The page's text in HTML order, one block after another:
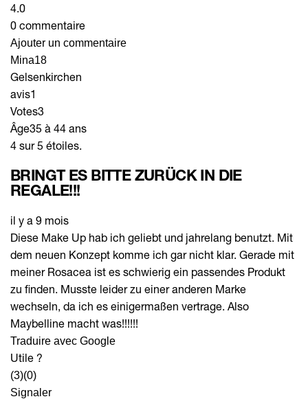
4.0
0 commentaire
Ajouter un commentaire
Mina18
Gelsenkirchen
avis1
Votes3
Âge35 à 44 ans
4 sur 5 étoiles.
BRINGT ES BITTE ZURÜCK IN DIE
REGALE!!!
il y a 9 mois
Diese Make Up hab ich geliebt und jahrelang benutzt. Mit
dem neuen Konzept komme ich gar nicht klar. Gerade mit
meiner Rosacea ist es schwierig ein passendes Produkt
zu finden. Musste leider zu einer anderen Marke
wechseln, da ich es einigermaßen vertrage. Also
Maybelline macht was!!!!!!
Traduire avec Google
Utile ?
(3)(0)
Signaler